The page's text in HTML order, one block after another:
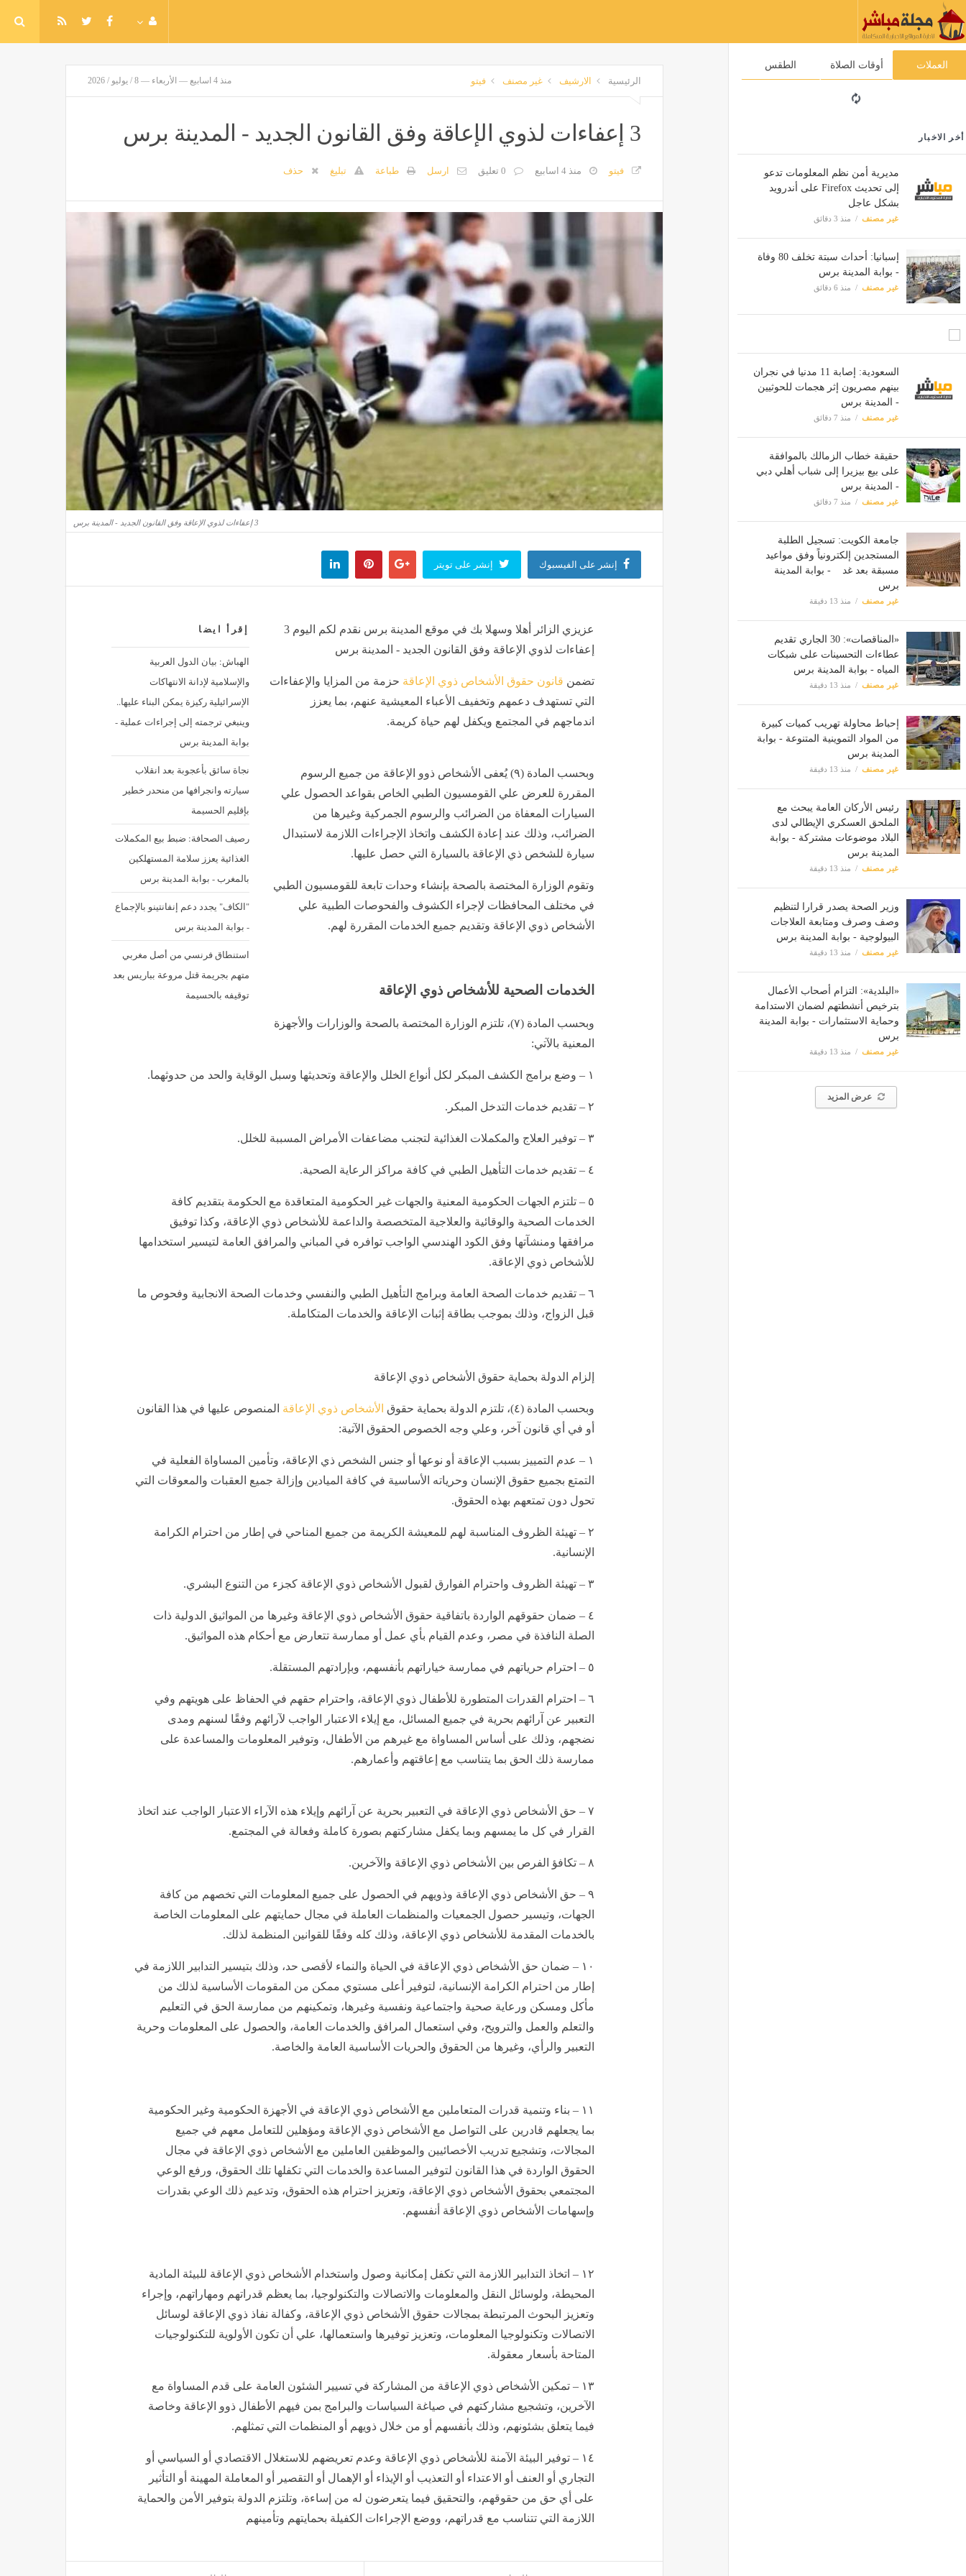
العملات أوقات الصلاة الطقس
أخر الاخبار
مديرية أمن نظم المعلومات تدعو
إلى تحديث Firefox على أندرويد
بشكل عاجل
غير مصنف منذ 3 دقائق
إسبانيا: أحداث سبتة تخلف 80 وفاة
- بوابة المدينة برس
غير مصنف منذ 6 دقائق
السعودية: إصابة 11 مدنيا في نجران
بينهم مصريون إثر هجمات للحوثيين
- المدينة برس
غير مصنف منذ 7 دقائق
حقيقة خطاب الزمالك بالموافقة
على بيع بيزيرا إلى شباب أهلي دبي
- المدينة برس
غير مصنف منذ 7 دقائق
جامعة الكويت: تسجيل الطلبة
المستجدين إلكترونياً وفق مواعيد
مسبقة بعد غد - بوابة المدينة
برس
غير مصنف منذ 13 دقيقة
«المناقصات»: 30 الجاري تقديم
عطاءات التحسينات على شبكات
المياه - بوابة المدينة برس
غير مصنف منذ 13 دقيقة
إحباط محاولة تهريب كميات كبيرة
من المواد التموينية المتنوعة - بوابة
المدينة برس
غير مصنف منذ 13 دقيقة
رئيس الأركان العامة يبحث مع
الملحق العسكري الإيطالي لدى
البلاد موضوعات مشتركة - بوابة
المدينة برس
غير مصنف منذ 13 دقيقة
وزير الصحة يصدر قرارا لتنظيم
وصف وصرف ومتابعة العلاجات
البيولوجية - بوابة المدينة برس
غير مصنف منذ 13 دقيقة
«البلدية»: التزام أصحاب الأعمال
بترخيص أنشطتهم لضمان الاستدامة
وحماية الاستثمارات - بوابة المدينة
برس
غير مصنف منذ 13 دقيقة
عرض المزيد
الرئيسية الارشيف غير مصنف فيتو منذ 4 اسابيع — الأربعاء — 8 / يوليو / 2026
3 إعفاءات لذوي الإعاقة وفق القانون الجديد - المدينة برس
فيتو منذ 4 اسابيع 0 تعليق ارسل طباعة تبليغ حذف
3 إعفاءات لذوي الإعاقة وفق القانون الجديد - المدينة برس
إنشر على الفيسبوك إنشر على تويتر
إقرأ ايضا
الهباش: بيان الدول العربية
والإسلامية لإدانة الانتهاكات
الإسرائيلية ركيزة يمكن البناء عليها..
وينبغي ترجمته إلى إجراءات عملية -
بوابة المدينة برس
نجاة سائق بأعجوبة بعد انقلاب
سيارته وانجرافها من منحدر خطير
بإقليم الحسيمة
رصيف الصحافة: ضبط بيع المكملات
الغذائية يعزز سلامة المستهلكين
بالمغرب - بوابة المدينة برس
"الكاف" يجدد دعم إنفانتينو بالإجماع
- بوابة المدينة برس
استنطاق فرنسي من أصل مغربي
متهم بجريمة قتل مروعة بباريس بعد
توقيفه بالحسيمة
عزيزي الزائر أهلا وسهلا بك في موقع المدينة برس نقدم لكم اليوم 3
إعفاءات لذوي الإعاقة وفق القانون الجديد - المدينة برس
تضمن قانون حقوق الأشخاص ذوي الإعاقة حزمة من المزايا والإعفاءات
التي تستهدف دعمهم وتخفيف الأعباء المعيشية عنهم، بما يعزز
اندماجهم في المجتمع ويكفل لهم حياة كريمة.
وبحسب المادة (٩) يُعفى الأشخاص ذوو الإعاقة من جميع الرسوم
المقررة للعرض علي القومسيون الطبي الخاص بقواعد الحصول علي
السيارات المعفاة من الضرائب والرسوم الجمركية وغيرها من
الضرائب، وذلك عند إعادة الكشف واتخاذ الإجراءات اللازمة لاستبدال
سيارة للشخص ذي الإعاقة بالسيارة التي حصل عليها.
وتقوم الوزارة المختصة بالصحة بإنشاء وحدات تابعة للقومسيون الطبي
في مختلف المحافظات لإجراء الكشوف والفحوصات الطبية علي
الأشخاص ذوي الإعاقة وتقديم جميع الخدمات المقررة لهم.
الخدمات الصحية للأشخاص ذوي الإعاقة
وبحسب المادة (٧)، تلتزم الوزارة المختصة بالصحة والوزارات والأجهزة
المعنية بالآتي:
١ – وضع برامج الكشف المبكر لكل أنواع الخلل والإعاقة وتحديثها وسبل الوقاية والحد من حدوثهما.
٢ – تقديم خدمات التدخل المبكر.
٣ – توفير العلاج والمكملات الغذائية لتجنب مضاعفات الأمراض المسببة للخلل.
٤ – تقديم خدمات التأهيل الطبي في كافة مراكز الرعاية الصحية.
٥ – تلتزم الجهات الحكومية المعنية والجهات غير الحكومية المتعاقدة مع الحكومة بتقديم كافة
الخدمات الصحية والوقائية والعلاجية المتخصصة والداعمة للأشخاص ذوي الإعاقة، وكذا توفيق
مرافقها ومنشآتها وفق الكود الهندسي الواجب توافره في المباني والمرافق العامة لتيسير استخدامها
للأشخاص ذوي الإعاقة.
٦ – تقديم خدمات الصحة العامة وبرامج التأهيل الطبي والنفسي وخدمات الصحة الانجابية وفحوص ما
قبل الزواج، وذلك بموجب بطاقة إثبات الإعاقة والخدمات المتكاملة.
إلزام الدولة بحماية حقوق الأشخاص ذوي الإعاقة
وبحسب المادة (٤)، تلتزم الدولة بحماية حقوق الأشخاص ذوي الإعاقة المنصوص عليها في هذا القانون
أو في أي قانون آخر، وعلي وجه الخصوص الحقوق الآتية:
١ – عدم التمييز بسبب الإعاقة أو نوعها أو جنس الشخص ذي الإعاقة، وتأمين المساواة الفعلية في
التمتع بجميع حقوق الإنسان وحرياته الأساسية في كافة الميادين وإزالة جميع العقبات والمعوقات التي
تحول دون تمتعهم بهذه الحقوق.
٢ – تهيئة الظروف المناسبة لهم للمعيشة الكريمة من جميع المناحي في إطار من احترام الكرامة
الإنسانية.
٣ – تهيئة الظروف واحترام الفوارق لقبول الأشخاص ذوي الإعاقة كجزء من التنوع البشري.
٤ – ضمان حقوقهم الواردة باتفاقية حقوق الأشخاص ذوي الإعاقة وغيرها من المواثيق الدولية ذات
الصلة النافذة في مصر، وعدم القيام بأي عمل أو ممارسة تتعارض مع أحكام هذه المواثيق.
٥ – احترام حرياتهم في ممارسة خياراتهم بأنفسهم، وبإرادتهم المستقلة.
٦ – احترام القدرات المتطورة للأطفال ذوي الإعاقة، واحترام حقهم في الحفاظ على هويتهم وفي
التعبير عن آرائهم بحرية في جميع المسائل، مع إيلاء الاعتبار الواجب لآرائهم وفقًا لسنهم ومدى
نضجهم، وذلك على أساس المساواة مع غيرهم من الأطفال، وتوفير المعلومات والمساعدة على
ممارسة ذلك الحق بما يتناسب مع إعاقتهم وأعمارهم.
٧ – حق الأشخاص ذوي الإعاقة في التعبير بحرية عن آرائهم وإيلاء هذه الآراء الاعتبار الواجب عند اتخاذ
القرار في كل ما يمسهم وبما يكفل مشاركتهم بصورة كاملة وفعالة في المجتمع.
٨ – تكافؤ الفرص بين الأشخاص ذوي الإعاقة والآخرين.
٩ – حق الأشخاص ذوي الإعاقة وذويهم في الحصول على جميع المعلومات التي تخصهم من كافة
الجهات، وتيسير حصول الجمعيات والمنظمات العاملة في مجال حمايتهم على المعلومات الخاصة
بالخدمات المقدمة للأشخاص ذوي الإعاقة، وذلك كله وفقًا للقوانين المنظمة لذلك.
١٠ – ضمان حق الأشخاص ذوي الإعاقة في الحياة والنماء لأقصى حد، وذلك بتيسير التدابير اللازمة في
إطار من احترام الكرامة الإنسانية، لتوفير أعلى مستوي ممكن من المقومات الأساسية لذلك من
مأكل ومسكن ورعاية صحية واجتماعية ونفسية وغيرها، وتمكينهم من ممارسة الحق في التعليم
والتعلم والعمل والترويح، وفي استعمال المرافق والخدمات العامة، والحصول على المعلومات وحرية
التعبير والرأي، وغيرها من الحقوق والحريات الأساسية العامة والخاصة.
١١ – بناء وتنمية قدرات المتعاملين مع الأشخاص ذوي الإعاقة في الأجهزة الحكومية وغير الحكومية
بما يجعلهم قادرين على التواصل مع الأشخاص ذوي الإعاقة ومؤهلين للتعامل معهم في جميع
المجالات، وتشجيع تدريب الأخصائيين والموظفين العاملين مع الأشخاص ذوي الإعاقة في مجال
الحقوق الواردة في هذا القانون لتوفير المساعدة والخدمات التي تكفلها تلك الحقوق، ورفع الوعي
المجتمعي بحقوق الأشخاص ذوي الإعاقة، وتعزيز احترام هذه الحقوق، وتدعيم ذلك الوعي بقدرات
وإسهامات الأشخاص ذوي الإعاقة أنفسهم.
١٢ – اتخاذ التدابير اللازمة التي تكفل إمكانية وصول واستخدام الأشخاص ذوي الإعاقة للبيئة المادية
المحيطة، ولوسائل النقل والمعلومات والاتصالات والتكنولوجيا، بما يعظم قدراتهم ومهاراتهم، وإجراء
وتعزيز البحوث المرتبطة بمجالات حقوق الأشخاص ذوي الإعاقة، وكفالة نفاذ ذوي الإعاقة لوسائل
الاتصالات وتكنولوجيا المعلومات، وتعزيز توفيرها واستعمالها، علي أن تكون الأولوية للتكنولوجيات
المتاحة بأسعار معقولة.
١٣ – تمكين الأشخاص ذوي الإعاقة من المشاركة في تسيير الشئون العامة على قدم المساواة مع
الآخرين، وتشجيع مشاركتهم في صياغة السياسات والبرامج بمن فيهم الأطفال ذوو الإعاقة وخاصة
فيما يتعلق بشئونهم، وذلك بأنفسهم أو من خلال ذويهم أو المنظمات التي تمثلهم.
١٤ – توفير البيئة الآمنة للأشخاص ذوي الإعاقة وعدم تعريضهم للاستغلال الاقتصادي أو السياسي أو
التجاري أو العنف أو الاعتداء أو التعذيب أو الإيذاء أو الإهمال أو التقصير أو المعاملة المهينة أو التأثير
على أي حق من حقوقهم، والتحقيق فيما يتعرضون له من إساءة، وتلتزم الدولة بتوفير الأمن والحماية
اللازمة التي تتناسب مع قدراتهم، ووضع الإجراءات الكفيلة بحمايتهم وتأمينهم